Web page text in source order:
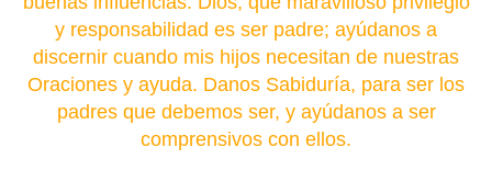
y responsabilidad es ser padre; ayúdanos a
discernir cuando mis hijos necesitan de nuestras
Oraciones y ayuda. Danos Sabiduría, para ser los
padres que debemos ser, y ayúdanos a ser
comprensivos con ellos.